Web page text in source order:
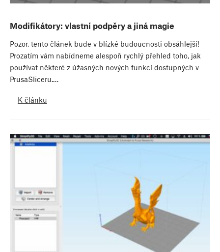
Modifikátory: vlastní podpěry a jiná magie
Pozor, tento článek bude v blízké budoucnosti obsáhlejší!
Prozatím vám nabídneme alespoň rychlý přehled toho, jak
používat některé z úžasných nových funkcí dostupných v
PrusaSliceru.…
K článku